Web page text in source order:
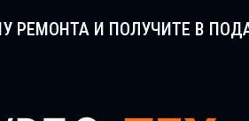
РЕМОНТА И ПОЛУЧИТЕ В